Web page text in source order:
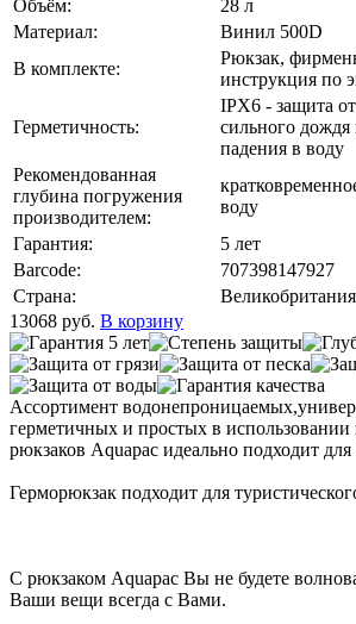
Объём:
28 л
Материал:
Винил 500D
В комплекте:
Рюкзак,
инструкция по
Герметичность:
IPX6 - защита
сильного дождя
падения в воду
Рекомендованная
глубина погружения
производителем:
воду
Гарантия:
5 лет
Barcode:
707398147927
Страна:
Великобритания
13068 руб. В корзину
Ассортимент
герметичных и простых в
рюкзаков Aquapac идеально подходит
Герморюкзак подходит для
С рюкзаком Aquapac Вы не будете
Ваши вещи всегда с Вами.